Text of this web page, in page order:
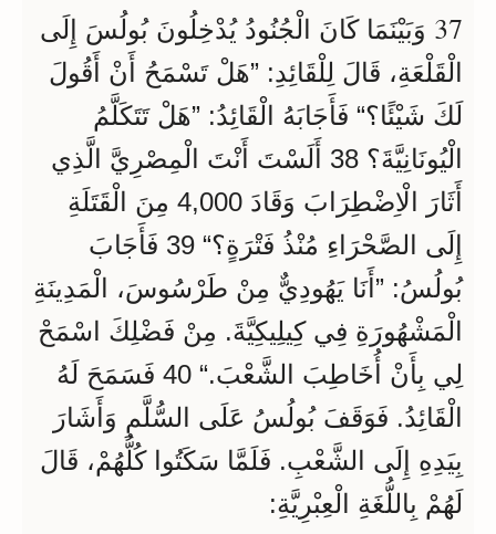
37 وَبَيْنَمَا كَانَ الْجُنُودُ يُدْخِلُونَ بُولُسَ إِلَى
الْقَلْعَةِ، قَالَ لِلْقَائِدِ: ”هَلْ تَسْمَحُ أَنْ أَقُولَ
لَكَ شَيْئًا؟“ فَأَجَابَهُ الْقَائِدُ: ”هَلْ تَتَكَلَّمُ
الْيُونَانِيَّةَ؟ 38 أَلَسْتَ أَنْتَ الْمِصْرِيَّ الَّذِي
أَثَارَ الْاِضْطِرَابَ وَقَادَ 4,000 مِنَ الْقَتَلَةِ
إِلَى الصَّحْرَاءِ مُنْذُ فَتْرَةٍ؟“ 39 فَأَجَابَ
بُولُسُ: ”أَنَا يَهُودِيٌّ مِنْ طَرْسُوسَ، الْمَدِينَةِ
الْمَشْهُورَةِ فِي كِيلِيكِيَّةَ. مِنْ فَضْلِكَ اسْمَحْ
لِي بِأَنْ أُخَاطِبَ الشَّعْبَ.“ 40 فَسَمَحَ لَهُ
الْقَائِدُ. فَوَقَفَ بُولُسُ عَلَى السُّلَّمِ وَأَشَارَ
بِيَدِهِ إِلَى الشَّعْبِ. فَلَمَّا سَكَتُوا كُلُّهُمْ، قَالَ
لَهُمْ بِاللُّغَةِ الْعِبْرِيَّةِ: